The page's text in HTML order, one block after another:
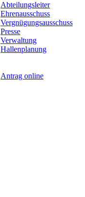
Abteilungsleiter
Ehrenausschuss
Vergnügungsausschuss
Presse
Verwaltung
Hallenplanung
Antrag online